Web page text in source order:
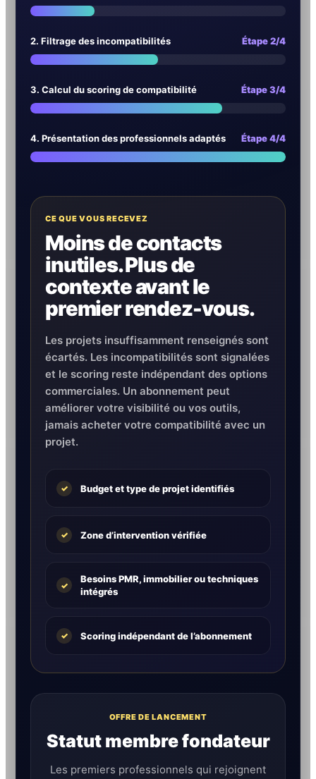
2. Filtrage des incompatibilités Étape 2/4
3. Calcul du scoring de compatibilité Étape 3/4
4. Présentation des professionnels adaptés Étape 4/4
CE QUE VOUS RECEVEZ
Moins de contacts
inutiles. Plus de
contexte avant le
premier rendez-vous.
Les projets insuffisamment renseignés sont
écartés. Les incompatibilités sont signalées
et le scoring reste indépendant des options
commerciales. Un abonnement peut
améliorer votre visibilité ou vos outils,
jamais acheter votre compatibilité avec un
projet.
✓ Budget et type de projet identifiés
✓ Zone d’intervention vérifiée
✓
Besoins PMR, immobilier ou techniques
intégrés
✓ Scoring indépendant de l’abonnement
OFFRE DE LANCEMENT
Statut membre fondateur
Les premiers professionnels qui rejoignent